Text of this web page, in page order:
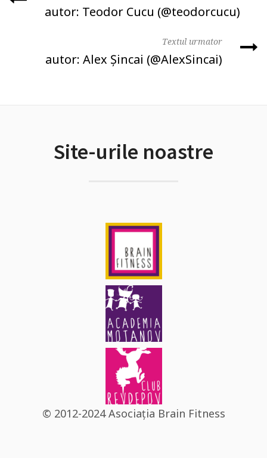
autor: Teodor Cucu (@teodorcucu)
Textul urmator
autor: Alex Şincai (@AlexSincai)
Site-urile noastre
© 2012-2024 Asociația Brain Fitness